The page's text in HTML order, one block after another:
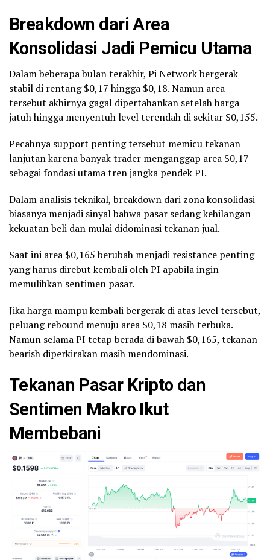
Breakdown dari Area
Konsolidasi Jadi Pemicu Utama
Dalam beberapa bulan terakhir, Pi Network bergerak
stabil di rentang $0,17 hingga $0,18. Namun area
tersebut akhirnya gagal dipertahankan setelah harga
jatuh hingga menyentuh level terendah di sekitar $0,155.
Pecahnya support penting tersebut memicu tekanan
lanjutan karena banyak trader menganggap area $0,17
sebagai fondasi utama tren jangka pendek PI.
Dalam analisis teknikal, breakdown dari zona konsolidasi
biasanya menjadi sinyal bahwa pasar sedang kehilangan
kekuatan beli dan mulai didominasi tekanan jual.
Saat ini area $0,165 berubah menjadi resistance penting
yang harus direbut kembali oleh PI apabila ingin
memulihkan sentimen pasar.
Jika harga mampu kembali bergerak di atas level tersebut,
peluang rebound menuju area $0,18 masih terbuka.
Namun selama PI tetap berada di bawah $0,165, tekanan
bearish diperkirakan masih mendominasi.
Tekanan Pasar Kripto dan
Sentimen Makro Ikut
Membebani